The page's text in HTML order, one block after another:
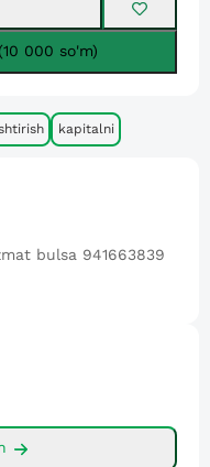
000 so'm)
kapitalni
bulsa 941663839